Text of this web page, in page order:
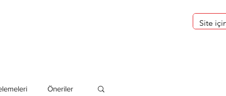
Öneriler